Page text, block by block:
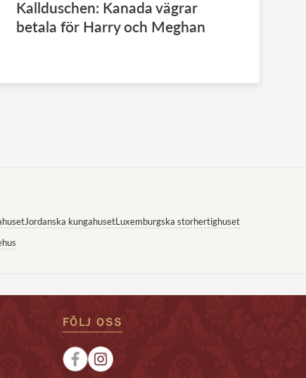
Kallduschen: Kanada vägrar
betala för Harry och Meghan
Jordanska kungahusetLuxemburgska storhertighuset
FÖLJ OSS